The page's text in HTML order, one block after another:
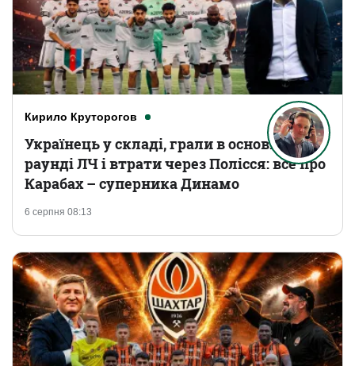
Кирило Круторогов
6 серпня 08:13
Українець у складі, грали в основному
раунді ЛЧ і втрати через Полісся: все про
Карабах – суперника Динамо